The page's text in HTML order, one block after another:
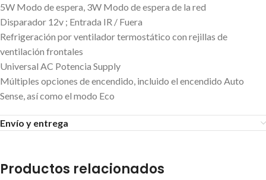
5W Modo de espera, 3W Modo de espera de la red
Disparador 12v ; Entrada IR / Fuera
Refrigeración por ventilador termostático con rejillas de
ventilación frontales
Universal AC Potencia Supply
Múltiples opciones de encendido, incluido el encendido Auto
Sense, así como el modo Eco
Envío y entrega
Productos relacionados